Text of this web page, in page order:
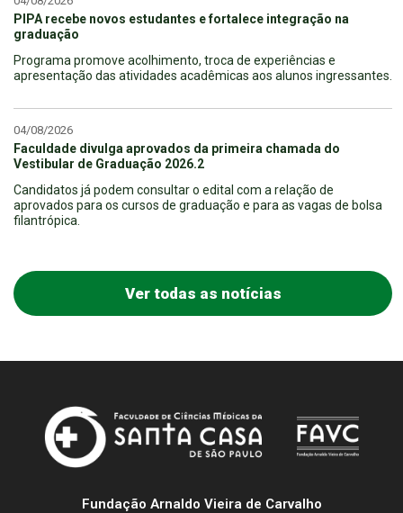
PIPA recebe novos estudantes e fortalece integração na
graduação
Programa promove acolhimento, troca de experiências e
apresentação das atividades acadêmicas aos alunos ingressantes.
04/08/2026
Faculdade divulga aprovados da primeira chamada do
Vestibular de Graduação 2026.2
Candidatos já podem consultar o edital com a relação de
aprovados para os cursos de graduação e para as vagas de bolsa
filantrópica.
Ver todas as notícias
Fundação Arnaldo Vieira de Carvalho